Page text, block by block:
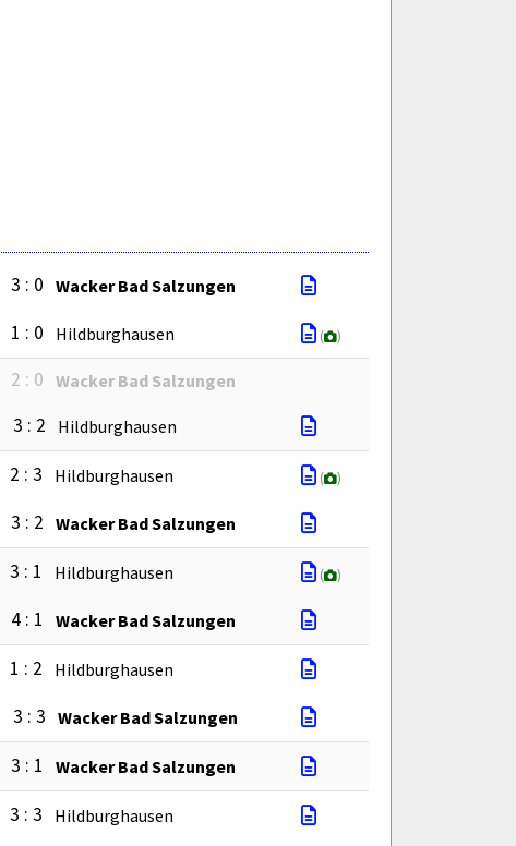
3 : 0 Wacker Bad Salzungen
1 : 0 Hildburghausen ( )
2 : 0 Wacker Bad Salzungen
3 : 2 Hildburghausen
2 : 3 Hildburghausen ( )
3 : 2 Wacker Bad Salzungen
3 : 1 Hildburghausen ( )
4 : 1 Wacker Bad Salzungen
1 : 2 Hildburghausen
3 : 3 Wacker Bad Salzungen
3 : 1 Wacker Bad Salzungen
3 : 3 Hildburghausen